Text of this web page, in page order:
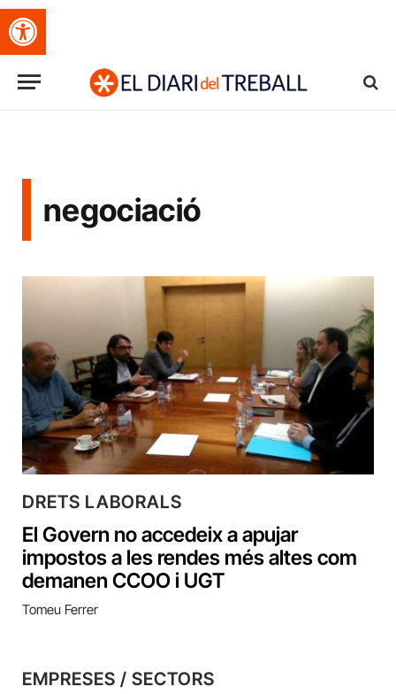
Obre la barra d'eines
negociació
DRETS LABORALS
El Govern no accedeix a apujar
impostos a les rendes més altes com
demanen CCOO i UGT
Tomeu Ferrer
EMPRESES / SECTORS